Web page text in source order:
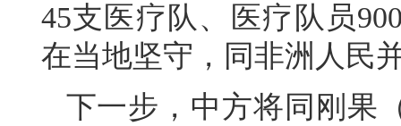
45支医疗队、医疗队员
在当地坚守，同非洲人民
下一步，中方将同刚果